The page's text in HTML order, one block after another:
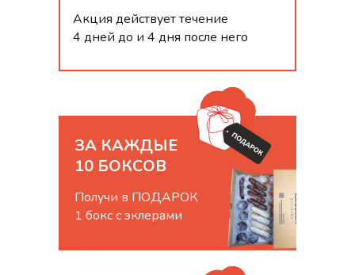
Акция действует течение
4 дней до и 4 дня после него
ЗА КАЖДЫЕ
10 БОКСОВ
Получи в ПОДАРОК
1 бокс с эклерами